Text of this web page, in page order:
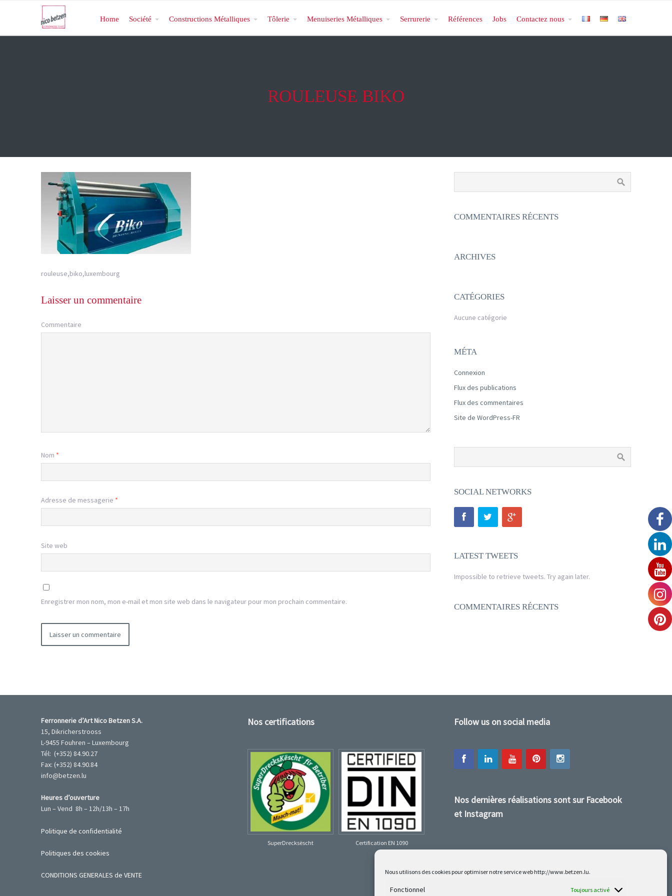
Nous utilisons des cookies pour optimiser notre service web http://www.betzen.lu.
Fonctionnel Toujours activé
Home Société Constructions Métalliques Tôlerie Menuiseries Métalliques Serrurerie Références Jobs Contactez nous
ROULEUSE BIKO
rouleuse,biko,luxembourg
Laisser un commentaire
Commentaire
Nom *
Adresse de messagerie *
Site web
Enregistrer mon nom, mon e-mail et mon site web dans le navigateur pour mon prochain commentaire.
COMMENTAIRES RÉCENTS
ARCHIVES
CATÉGORIES
Aucune catégorie
MÉTA
Connexion
Flux des publications
Flux des commentaires
Site de WordPress-FR
SOCIAL NETWORKS
LATEST TWEETS
Impossible to retrieve tweets. Try again later.
COMMENTAIRES RÉCENTS
Ferronnerie d’Art Nico Betzen S.A.
15, Dikricherstrooss
L-9455 Fouhren – Luxembourg
Tél: (+352) 84.90.27
Fax: (+352) 84.90.84
info@betzen.lu
Heures d’ouverture
Lun – Vend 8h – 12h/13h – 17h
Politique de confidentialité
Politiques des cookies
CONDITIONS GENERALES de VENTE
Nos certifications
SuperDrecksëscht Certification EN 1090
Follow us on social media
Nos dernières réalisations sont sur Facebook
et Instagram